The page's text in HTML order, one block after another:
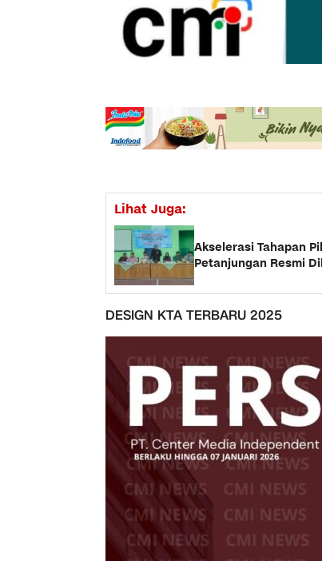
Lihat Juga:
Akselerasi Tahapan
Petanjungan Resmi
DESIGN KTA TERBARU 2025